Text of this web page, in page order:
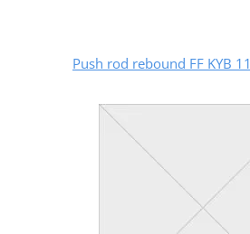
Push rod rebound FF KYB